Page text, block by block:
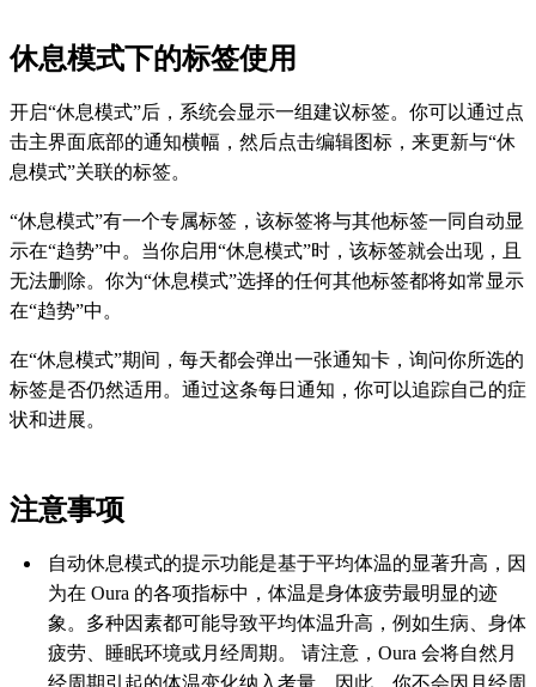
休息模式下的标签使用
开启“休息模式”后，系统会显示一组建议标签。你可以通过点
击主界面底部的通知横幅，然后点击编辑图标，来更新与“休
息模式”关联的标签。
“休息模式”有一个专属标签，该标签将与其他标签一同自动显
示在“趋势”中。当你启用“休息模式”时，该标签就会出现，且
无法删除。你为“休息模式”选择的任何其他标签都将如常显示
在“趋势”中。
在“休息模式”期间，每天都会弹出一张通知卡，询问你所选的
标签是否仍然适用。通过这条每日通知，你可以追踪自己的症
状和进展。
注意事项
自动休息模式的提示功能是基于平均体温的显著升高，因
为在 Oura 的各项指标中，体温是身体疲劳最明显的迹
象。多种因素都可能导致平均体温升高，例如生病、身体
疲劳、睡眠环境或月经周期。 请注意，Oura 会将自然月
经周期引起的体温变化纳入考量，因此，你不会因月经周